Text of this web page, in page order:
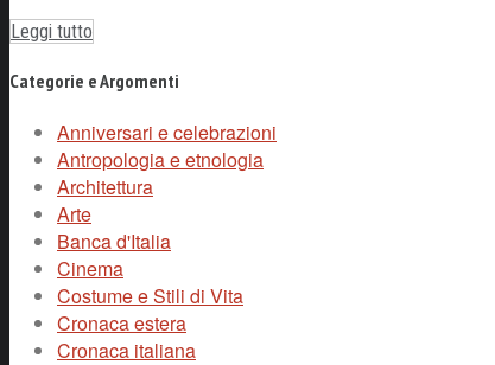
Leggi tutto
Categorie e Argomenti
Anniversari e celebrazioni
Antropologia e etnologia
Architettura
Arte
Banca d'Italia
Cinema
Costume e Stili di Vita
Cronaca estera
Cronaca italiana